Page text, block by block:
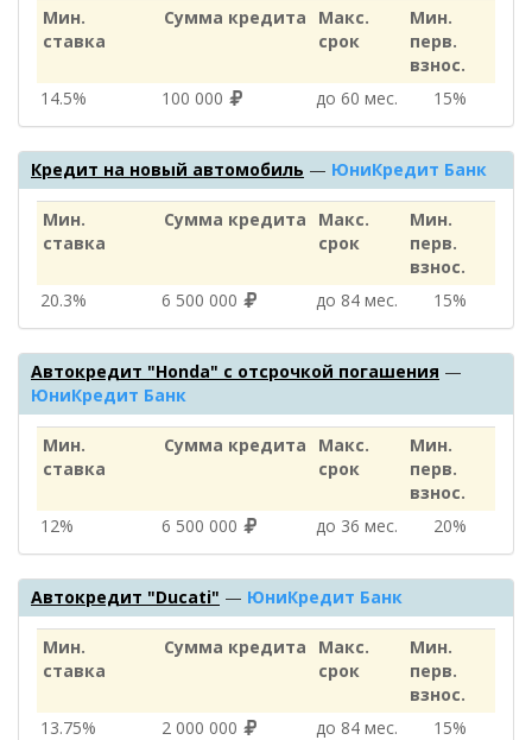
Мин.
ставка
Сумма кредита
Макс.
срок
Мин.
перв.
взнос.
14.5%
100 000 до 60 мес. 15%
Кредит на новый автомобиль — ЮниКредит Банк
Мин.
ставка
Сумма кредита
Макс.
срок
Мин.
перв.
взнос.
20.3%
6 500 000 до 84 мес. 15%
Автокредит "Honda" с отсрочкой погашения —
ЮниКредит Банк
Мин.
ставка
Сумма кредита
Макс.
срок
Мин.
перв.
взнос.
12%
6 500 000 до 36 мес. 20%
Автокредит "Ducati" — ЮниКредит Банк
Мин.
ставка
Сумма кредита
Макс.
срок
Мин.
перв.
взнос.
13.75%
2 000 000 до 84 мес. 15%